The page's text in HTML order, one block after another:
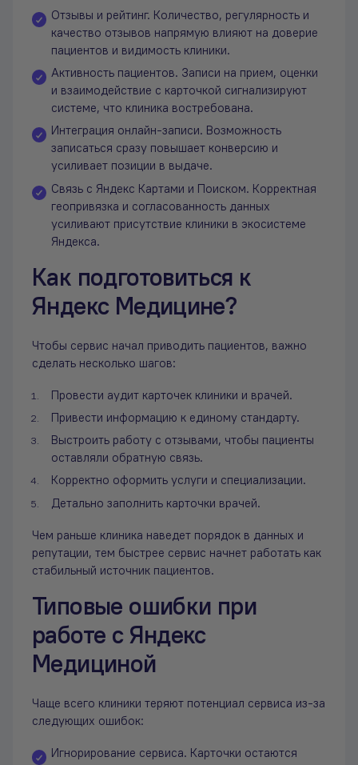
Отзывы и рейтинг. Количество, регулярность и
качество отзывов напрямую влияют на доверие
пациентов и видимость клиники.
Активность пациентов. Записи на прием, оценки
и взаимодействие с карточкой сигнализируют
системе, что клиника востребована.
Интеграция онлайн-записи. Возможность
записаться сразу повышает конверсию и
усиливает позиции в выдаче.
Связь с Яндекс Картами и Поиском. Корректная
геопривязка и согласованность данных
усиливают присутствие клиники в экосистеме
Яндекса.
Как подготовиться к
Яндекс Медицине?
Чтобы сервис начал приводить пациентов, важно
сделать несколько шагов:
Провести аудит карточек клиники и врачей.
Привести информацию к единому стандарту.
Выстроить работу с отзывами, чтобы пациенты
оставляли обратную связь.
Корректно оформить услуги и специализации.
Детально заполнить карточки врачей.
Чем раньше клиника наведет порядок в данных и
репутации, тем быстрее сервис начнет работать как
стабильный источник пациентов.
Типовые ошибки при
работе с Яндекс
Медициной
Чаще всего клиники теряют потенциал сервиса из-за
следующих ошибок:
Игнорирование сервиса. Карточки остаются